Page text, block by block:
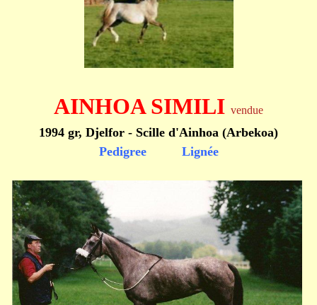
AINHOA SIMILI vendue
1994 gr, Djelfor - Scille d'Ainhoa (Arbekoa)
Pedigree
Lignée